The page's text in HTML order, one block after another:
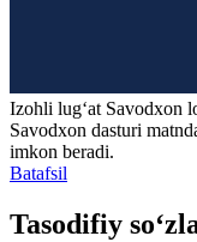
Izohli lugʻat Savodxon
Savodxon dasturi
imkon beradi.
Batafsil
Tasodifiy